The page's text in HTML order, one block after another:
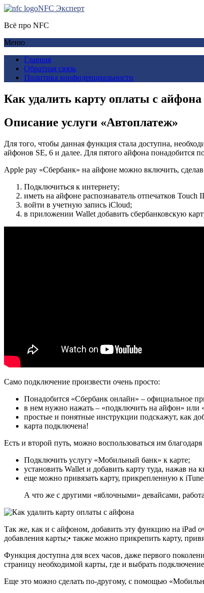
NFC Эксперт
Всё про NFC
Меню
Главная
Обратная связь
Политика конфиденциальности
Как удалить карту оплаты с айфона
Описание услуги «Автоплатеж»
Для того, чтобы данная функция стала доступна,
айфонов SE, 6 и далее. Для пятого айфона понадобится
Аpple pay «Сбербанк» на айфоне можно включить,
Подключиться к интернету;
иметь на айфоне распознаватель отпечатков Touch
войти в учетную запись iCloud;
в приложении Wallet добавить сбербанковскую
Само подключение произвести очень просто:
Понадобится «Сбербанк онлайн» – официальное
в нем нужно нажать – «подключить на айфон» или
простые и понятные инструкции подскажут, как
карта подключена!
Есть и второй путь, можно воспользоваться им
Подключить услугу «Мобильный банк» к карте;
установить Wallet и добавить карту туда, нажав на
еще можно привязать карту, прикрепленную к
А что же с другими «яблочными» девайсами,
Так же, как и с айфоном, добавить эту функцию на iPad
добавления карты;• также можно прикрепить карту,
Функция доступна для всех часов, даже первого
страницу необходимой карты, где и выбрать
Еще это можно сделать по-другому, с помощью